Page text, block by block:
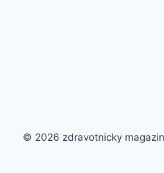
© 2026 zdravotnicky